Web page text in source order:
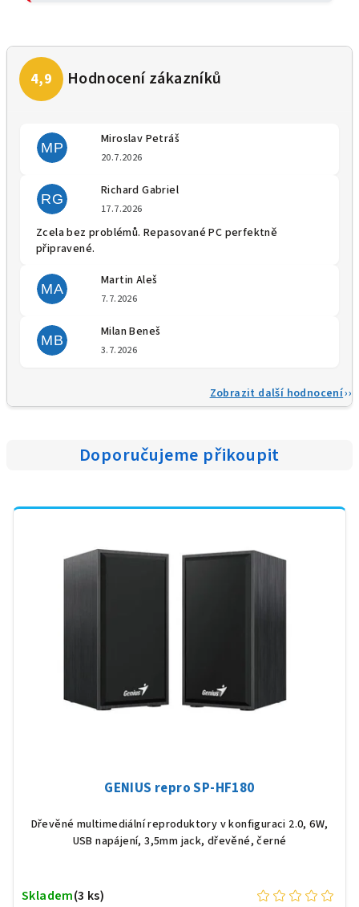
MP
Miroslav Petráš
20.7.2026
RG
Richard Gabriel
17.7.2026
Zcela bez problémů. Repasované PC perfektně
připravené.
MA
Martin Aleš
7.7.2026
MB
Milan Beneš
3.7.2026
Zobrazit další hodnocení
Doporučujeme přikoupit
GENIUS repro SP-HF180
Dřevěné multimediální reproduktory v konfiguraci 2.0, 6W,
USB napájení, 3,5mm jack, dřevěné, černé
Skladem(3 ks)